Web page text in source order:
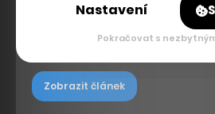
Platební kartu a náramek od
okolo 6 tisíc lidí, kteří s nimi
Zobrazit článek
Nastavení
Pokračovat s